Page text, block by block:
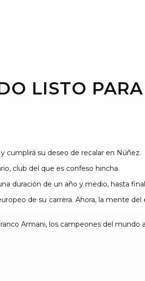
LISTO
cumplirá su deseo de recalar en Núñez.
club del que es confeso hincha.
duración de un año y medio, hasta
de su carrera. Ahora, la mente
Armani, los campeones del